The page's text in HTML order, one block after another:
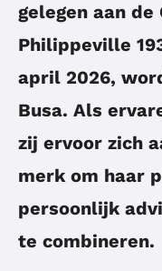
gelegen aan de
Philippeville
april 2026,
Busa. Als
zij ervoor zich
merk om haar
persoonlijk
te combineren.